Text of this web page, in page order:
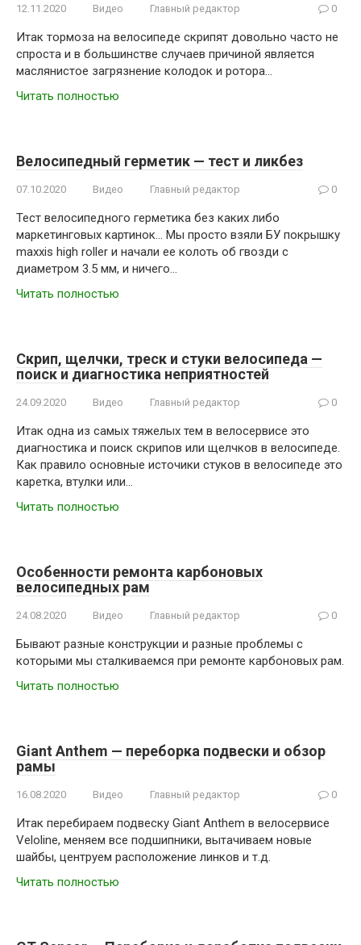
12.11.2020 Видео Главный редактор 0
Итак тормоза на велосипеде скрипят довольно часто не
спроста и в большинстве случаев причиной является
маслянистое загрязнение колодок и ротора…
Читать полностью
Велосипедный герметик — тест и ликбез
07.10.2020 Видео Главный редактор 0
Тест велосипедного герметика без каких либо
маркетинговых картинок… Мы просто взяли БУ покрышку
maxxis high roller и начали ее колоть об гвозди с
диаметром 3.5 мм, и ничего…
Читать полностью
Скрип, щелчки, треск и стуки велосипеда —
поиск и диагностика неприятностей
24.09.2020 Видео Главный редактор 0
Итак одна из самых тяжелых тем в велосервисе это
диагностика и поиск скрипов или щелчков в велосипеде.
Как правило основные источики стуков в велосипеде это
каретка, втулки или…
Читать полностью
Особенности ремонта карбоновых
велосипедных рам
24.08.2020 Видео Главный редактор 0
Бывают разные конструкции и разные проблемы с
которыми мы сталкиваемся при ремонте карбоновых рам.
Читать полностью
Giant Anthem — переборка подвески и обзор
рамы
16.08.2020 Видео Главный редактор 0
Итак перебираем подвеску Giant Anthem в велосервисе
Veloline, меняем все подшипники, вытачиваем новые
шайбы, центруем расположение линков и т.д.
Читать полностью